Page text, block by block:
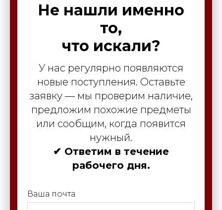
Не нашли именно
то,
что искали?
У нас регулярно появляются
новые поступления. Оставьте
заявку — мы проверим наличие,
предложим похожие предметы
или сообщим, когда появится
нужный.
✔ Ответим в течение
рабочего дня.
Ваша почта